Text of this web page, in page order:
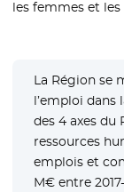
les femmes et
La Région se
l’emploi dans
des 4 axes du
ressources
emplois et
M€ entre